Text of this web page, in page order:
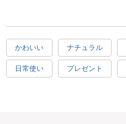
サロンにある生地の中から、お好
す。
Allish公式LINEにご登録いただい
かわいい ナチュラル
日常使い プレゼント